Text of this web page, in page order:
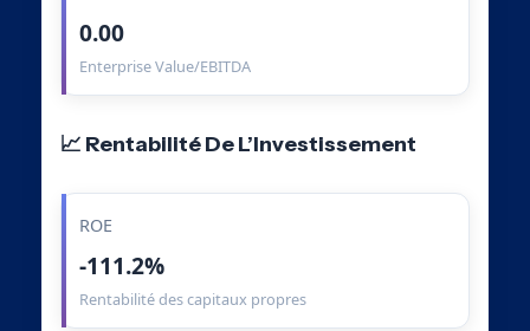
0.00
Enterprise Value/EBITDA
📈 Rentabilité De L’Investissement
ROE
-111.2%
Rentabilité des capitaux propres